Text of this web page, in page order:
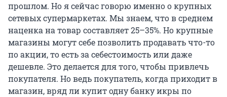
прошлом. Но я сейчас говорю именно о крупных
сетевых супермаркетах. Мы знаем, что в среднем
наценка на товар составляет 25–35%. Но крупные
магазины могут себе позволить продавать что-то
по акции, то есть за себестоимость или даже
дешевле. Это делается для того, чтобы привлечь
покупателя. Но ведь покупатель, когда приходит в
магазин, вряд ли купит одну банку икры по